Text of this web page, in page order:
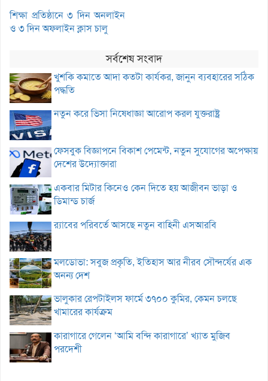
শিক্ষা প্রতিষ্ঠানে ৩ দিন অনলাইন
ও ৩ দিন অফলাইন ক্লাস চালু
সর্বশেষ সংবাদ
খুশকি কমাতে আদা কতটা কার্যকর, জানুন ব্যবহারের সঠিক
পদ্ধতি
নতুন করে ভিসা নিষেধাজ্ঞা আরোপ করল যুক্তরাষ্ট্র
ফেসবুক বিজ্ঞাপনে বিকাশ পেমেন্ট, নতুন সুযোগের অপেক্ষায়
দেশের উদ্যোক্তারা
একবার মিটার কিনেও কেন দিতে হয় আজীবন ভাড়া ও
ডিমান্ড চার্জ
র‌্যাবের পরিবর্তে আসছে নতুন বাহিনী এসআরবি
মলডোভা: সবুজ প্রকৃতি, ইতিহাস আর নীরব সৌন্দর্যের এক
অনন্য দেশ
ভালুকার রেপটাইলস ফার্মে ৩৭০০ কুমির, কেমন চলছে
খামারের কার্যক্রম
কারাগারে গেলেন ‘আমি বন্দি কারাগারে’ খ্যাত মুজিব
পরদেশী